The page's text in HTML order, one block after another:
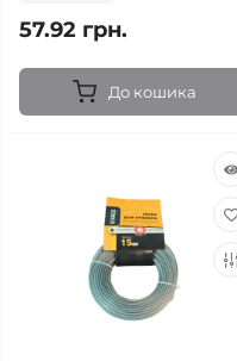
57.92 грн.
До кошика